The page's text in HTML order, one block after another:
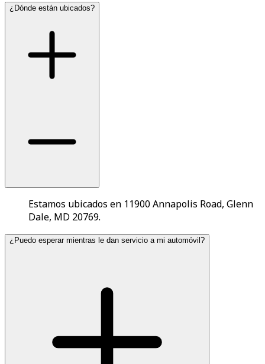
¿Dónde están ubicados?
Estamos ubicados en 11900 Annapolis Road, Glenn
Dale, MD 20769.
¿Puedo esperar mientras le dan servicio a mi automóvil?